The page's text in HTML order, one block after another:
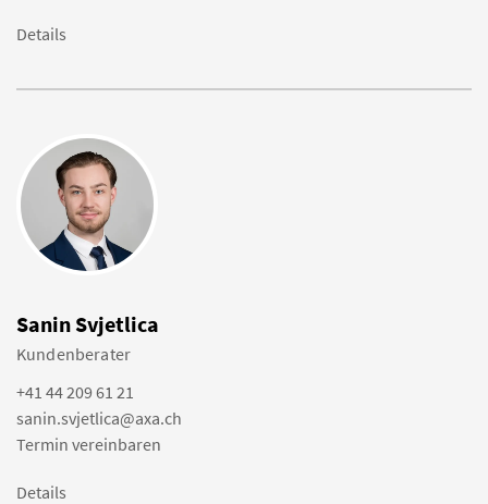
Details
Sanin Svjetlica
Kundenberater
+41 44 209 61 21
sanin.svjetlica@axa.ch
Termin vereinbaren
Details